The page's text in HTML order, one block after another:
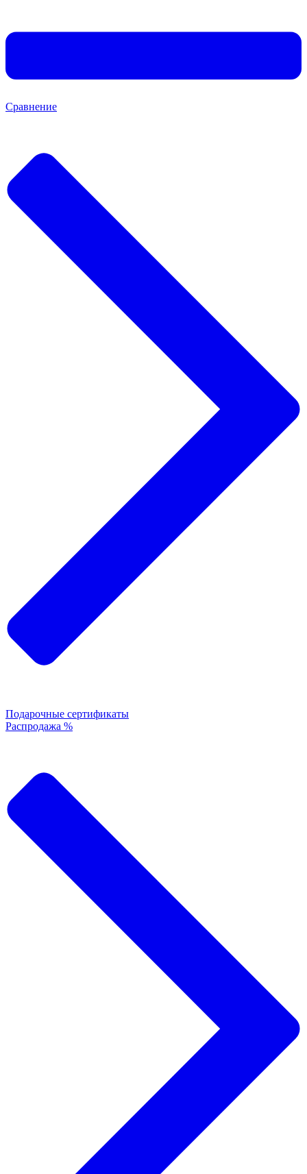
Сравнение
Подарочные сертификаты
Распродажа %